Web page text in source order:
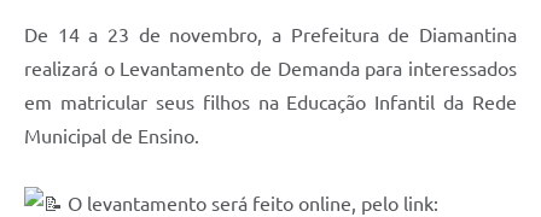
De 14 a 23 de novembro, a Prefeitura de Diamantina
realizará o Levantamento de Demanda para interessados
em matricular seus filhos na Educação Infantil da Rede
Municipal de Ensino.
O levantamento será feito online, pelo link: